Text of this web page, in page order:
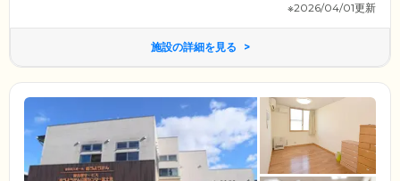
※2026/04/01更新
施設の詳細を見る